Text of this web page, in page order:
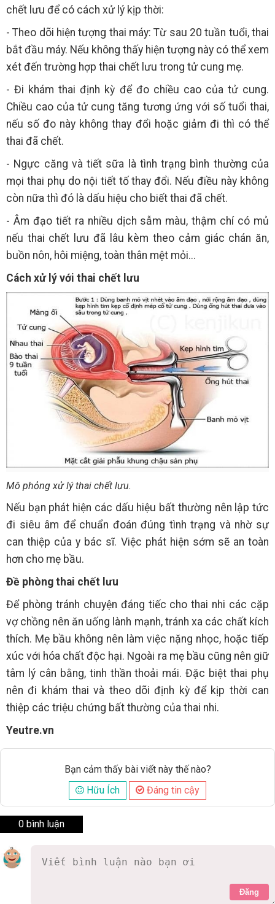
chết lưu để có cách xử lý kịp thời:
- Theo dõi hiện tượng thai máy: Từ sau 20 tuần tuổi, thai
bắt đầu máy. Nếu không thấy hiện tượng này có thể xem
xét đến trường hợp thai chết lưu trong tử cung mẹ.
- Đi khám thai định kỳ để đo chiều cao của tử cung.
Chiều cao của tử cung tăng tương ứng với số tuổi thai,
nếu số đo này không thay đổi hoặc giảm đi thì có thể
thai đã chết.
- Ngực căng và tiết sữa là tình trạng bình thường của
mọi thai phụ do nội tiết tố thay đổi. Nếu điều này không
còn nữa thì đó là dấu hiệu cho biết thai đã chết.
- Âm đạo tiết ra nhiều dịch sẫm màu, thậm chí có mủ
nếu thai chết lưu đã lâu kèm theo cảm giác chán ăn,
buồn nôn, hôi miệng, toàn thân mệt mỏi...
Cách xử lý với thai chết lưu
Mô phỏng xử lý thai chết lưu.
Nếu bạn phát hiện các dấu hiệu bất thường nên lập tức
đi siêu âm để chuẩn đoán đúng tình trạng và nhờ sự
can thiệp của y bác sĩ. Việc phát hiện sớm sẽ an toàn
hơn cho mẹ bầu.
Đề phòng thai chết lưu
Để phòng tránh chuyện đáng tiếc cho thai nhi các cặp
vợ chồng nên ăn uống lành mạnh, tránh xa các chất kích
thích. Mẹ bầu không nên làm việc nặng nhọc, hoặc tiếp
xúc với hóa chất độc hại. Ngoài ra mẹ bầu cũng nên giữ
tâm lý cân bằng, tinh thần thoải mái. Đặc biệt thai phụ
nên đi khám thai và theo dõi định kỳ để kịp thời can
thiệp các triệu chứng bất thường của thai nhi.
Yeutre.vn
Bạn cảm thấy bài viết này thế nào?
Hữu Ích
Đáng tin cậy
0 bình luận
Đăng